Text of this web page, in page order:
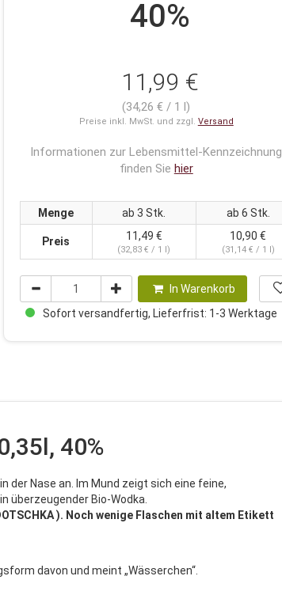
40%
11,99 €
(34,26 € / 1 l)
Preise inkl. MwSt. und zzgl. Versand
Informationen zur Lebensmittel-Kennzeichnung
finden Sie hier
Menge ab 3 Stk. ab 6 Stk.
Preis 11,49 €
(32,83 € / 1 l)
10,90 €
(31,14 € / 1 l)
In Warenkorb
Sofort versandfertig, Lieferfrist: 1-3 Werktage
40%
der Nase an. Im Mund zeigt sich eine feine,
überzeugender Bio-Wodka.
). Noch wenige Flaschen mit altem Etikett
davon und meint „Wässerchen“.